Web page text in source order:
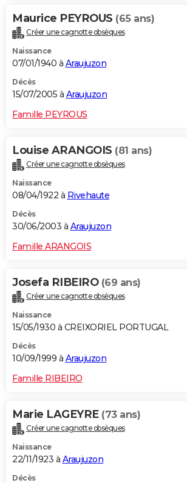
Maurice PEYROUS (65 ans)
Créer une cagnotte obsèques
Naissance
07/01/1940 à Araujuzon
Décès
15/07/2005 à Araujuzon
Famille PEYROUS
Louise ARANGOIS (81 ans)
Créer une cagnotte obsèques
Naissance
08/04/1922 à Rivehaute
Décès
30/06/2003 à Araujuzon
Famille ARANGOIS
Josefa RIBEIRO (69 ans)
Créer une cagnotte obsèques
Naissance
15/05/1930 à CREIXORIEL PORTUGAL
Décès
10/09/1999 à Araujuzon
Famille RIBEIRO
Marie LAGEYRE (73 ans)
Créer une cagnotte obsèques
Naissance
22/11/1923 à Araujuzon
Décès